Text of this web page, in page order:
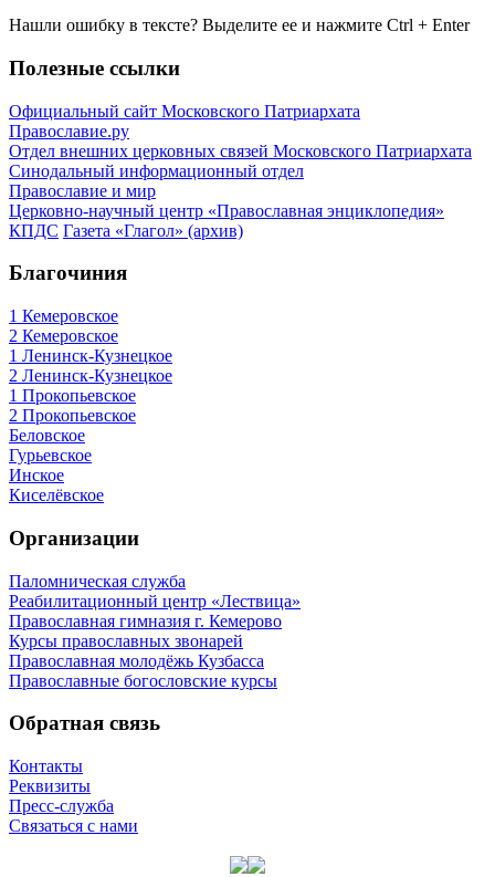
Нашли ошибку в тексте? Выделите ее и нажмите Ctrl + Enter
Полезные ссылки
Официальный сайт Московского Патриархата
Православие.ру
Отдел внешних церковных связей Московского Патриархата
Синодальный информационный отдел
Православие и мир
Церковно-научный центр «Православная энциклопедия»
КПДС Газета «Глагол» (архив)
Благочиния
1 Кемеровское
2 Кемеровское
1 Ленинск-Кузнецкое
2 Ленинск-Кузнецкое
1 Прокопьевское
2 Прокопьевское
Беловское
Гурьевское
Инское
Киселёвское
Организации
Паломническая служба
Реабилитационный центр «Лествица»
Православная гимназия г. Кемерово
Курсы православных звонарей
Православная молодёжь Кузбасса
Православные богословские курсы
Обратная связь
Контакты
Реквизиты
Пресс-служба
Связаться с нами